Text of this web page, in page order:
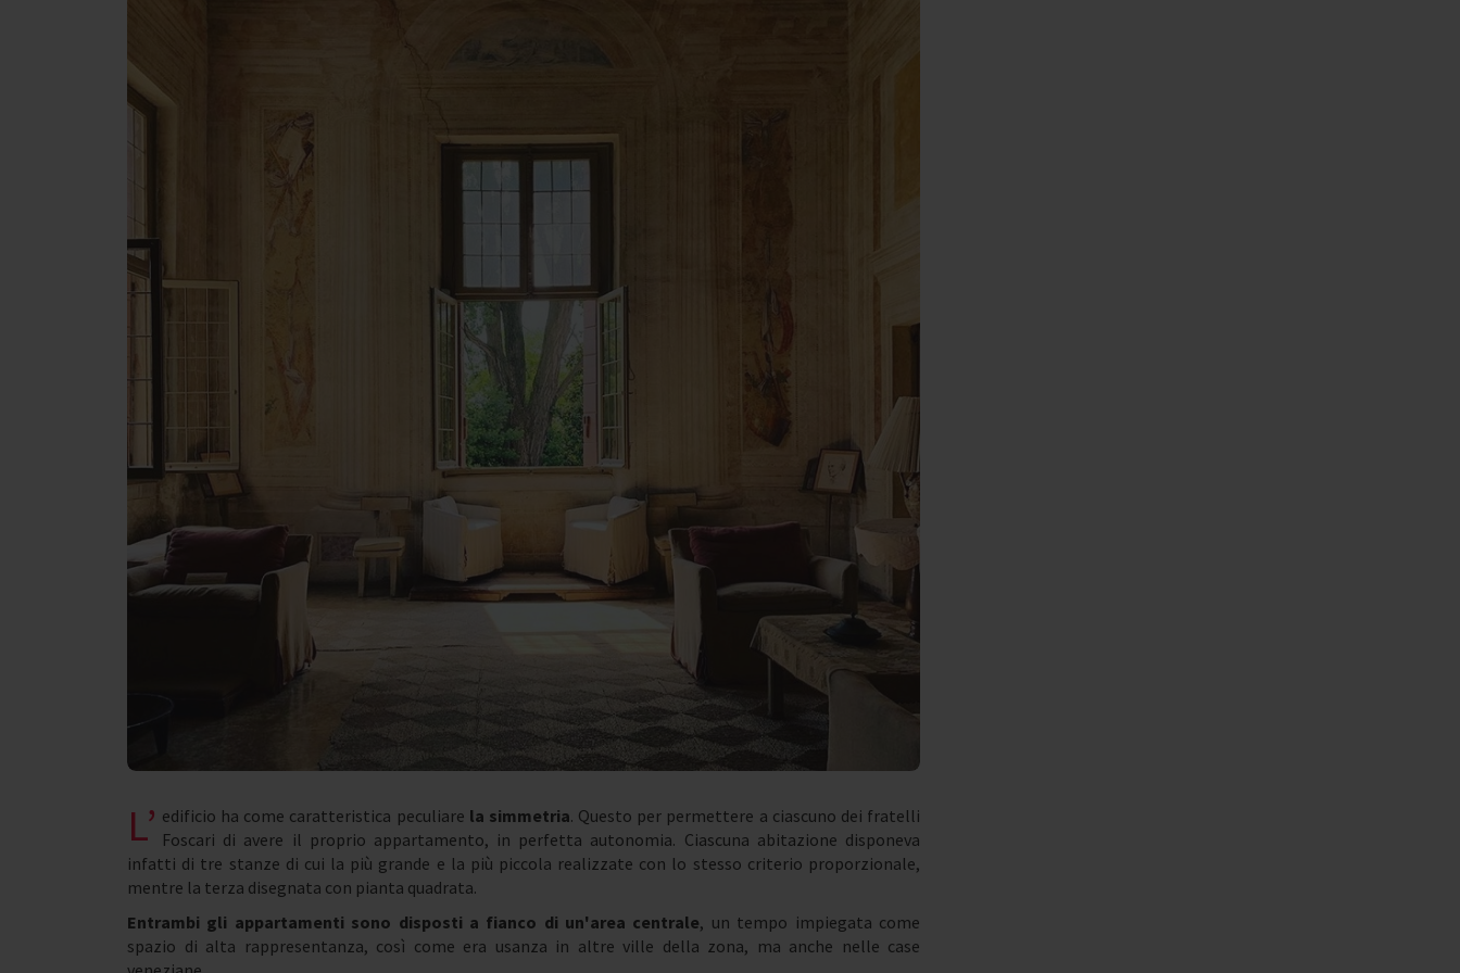
L’ edificio ha come caratteristica peculiare la simmetria. Questo per permettere a ciascuno dei fratelli
Foscari di avere il proprio appartamento, in perfetta autonomia. Ciascuna abitazione disponeva
infatti di tre stanze di cui la più grande e la più piccola realizzate con lo stesso criterio proporzionale,
mentre la terza disegnata con pianta quadrata.
Entrambi gli appartamenti sono disposti a fianco di un'area centrale, un tempo impiegata come
spazio di alta rappresentanza, così come era usanza in altre ville della zona, ma anche nelle case